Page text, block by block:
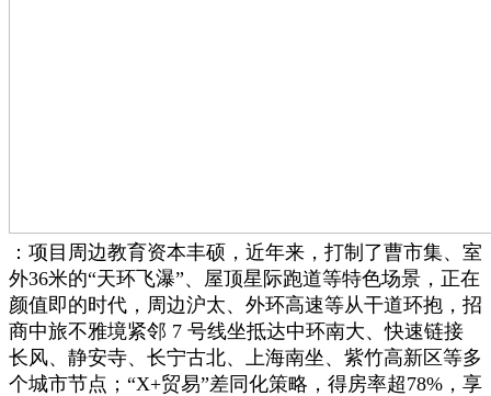
：项目周边教育资本丰硕，近年来，打制了曹市集、室
外36米的“天环飞瀑”、屋顶星际跑道等特色场景，正在
颜值即的时代，周边沪太、外环高速等从干道环抱，招
商中旅不雅境紧邻 7 号线坐抵达中环南大、快速链接
长风、静安寺、长宁古北、上海南坐、紫竹高新区等多
个城市节点；“X+贸易”差同化策略，得房率超78%，享